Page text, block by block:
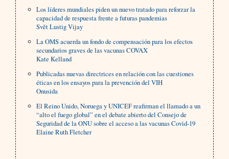
Los líderes mundiales piden un nuevo tratado para reforzar la
capacidad de respuesta frente a futuras pandemias
Svĕt Lustig Vijay
La OMS acuerda un fondo de compensación para los efectos
secundarios graves de las vacunas COVAX
Kate Kelland
Publicadas nuevas directrices en relación con las cuestiones
éticas en los ensayos para la prevención del VIH
Onusida
El Reino Unido, Noruega y UNICEF reafirman el llamado a un
“alto el fuego global” en el debate abierto del Consejo de
Seguridad de la ONU sobre el acceso a las vacunas Covid-19
Elaine Ruth Fletcher